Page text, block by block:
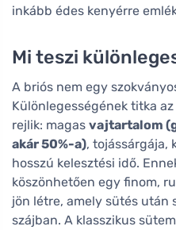
inkább édes kenyérre
Mi teszi
A briós nem egy
Különlegességének titka
rejlik: magas vajtartalom
akár 50%-a), tojássárgája,
hosszú kelesztési idő.
köszönhetően egy finom,
jön létre, amely sütés után
szájban. A klasszikus